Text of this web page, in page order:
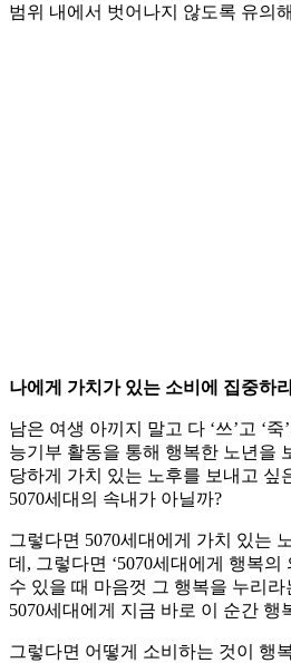
범위 내에서 벗어나지 않도록 유의
나에게 가치가 있는 소비에 집중하
남은 여생 아끼지 말고 다 ‘쓰’고 ‘
능기부 활동을 통해 행복한 노년을
당하게 가치 있는 노후를 보내고 싶
5070세대의 속내가 아닐까?
그렇다면 5070세대에게 가치 있는
데, 그렇다면 ‘5070세대에게 행복
수 있을 때 마음껏 그 행복을 누리
5070세대에게 지금 바로 이 순간
그렇다면 어떻게 소비하는 것이 행